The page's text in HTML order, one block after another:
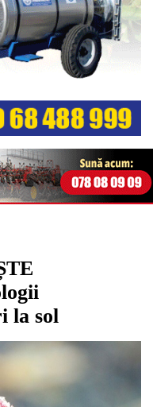
la sol